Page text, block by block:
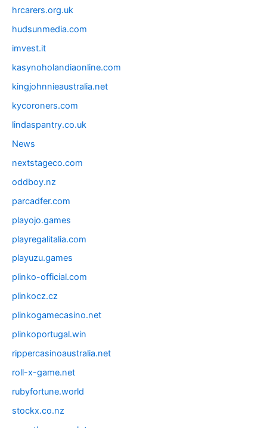
hrcarers.org.uk
hudsunmedia.com
imvest.it
kasynoholandiaonline.com
kingjohnnieaustralia.net
kycoroners.com
lindaspantry.co.uk
News
nextstageco.com
oddboy.nz
parcadfer.com
playojo.games
playregalitalia.com
playuzu.games
plinko-official.com
plinkocz.cz
plinkogamecasino.net
plinkoportugal.win
rippercasinoaustralia.net
roll-x-game.net
rubyfortune.world
stockx.co.nz